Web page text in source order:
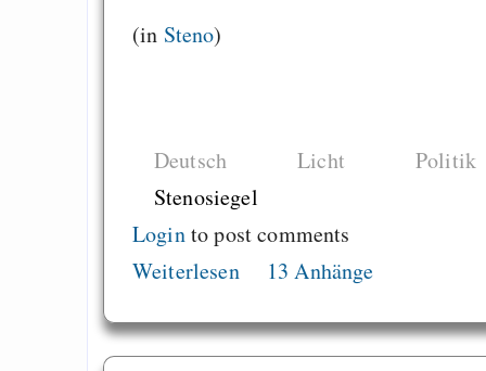
(in Steno)
Deutsch Licht
Politik
Stenosiegel
Loginto post comments
Weiterlesen
13 Anhänge